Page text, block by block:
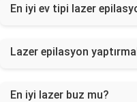
En iyi ev tipi lazer
Lazer epilasyon
En iyi lazer buz mu?